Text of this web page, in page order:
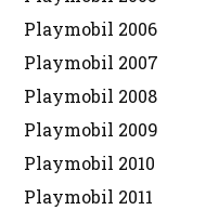
Playmobil 2006
Playmobil 2007
Playmobil 2008
Playmobil 2009
Playmobil 2010
Playmobil 2011